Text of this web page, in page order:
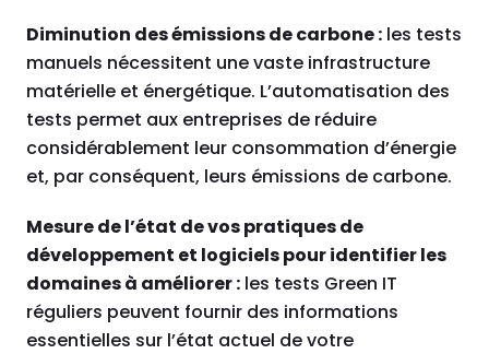
Diminution des émissions de carbone : les tests
manuels nécessitent une vaste infrastructure
matérielle et énergétique. L’automatisation des
tests permet aux entreprises de réduire
considérablement leur consommation d’énergie
et, par conséquent, leurs émissions de carbone.
Mesure de l’état de vos pratiques de
développement et logiciels pour identifier les
domaines à améliorer : les tests Green IT
réguliers peuvent fournir des informations
essentielles sur l’état actuel de votre